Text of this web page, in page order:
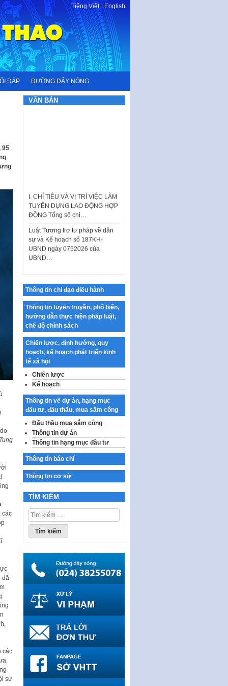
Tiếng Việt-English
ĐÁP ĐƯỜNG DÂY NÓNG
95
các
đã
các
sử
VĂN BẢN
TUYỂN DỤNG LAO ĐỘNG HỢP
ĐỒNG Tổng số chỉ…
Luật Tương trợ tư pháp về dân
sự và Kế hoạch số 187KH-
UBND ngày 0752026 của
UBND…
Ban hành Danh mục vị trí khai
Kế hoạch Tổ chức Cuộc thi
chính luận về bảo vệ nền tảng tư
tưởng của Đảng…
Công bố công khai dự toán kinh
phí xây dựng pháp luật, hoàn
thiện thể chế, chính…
Quy định về nghiên cứu, ứng
dụng khoa học, công nghệ, đổi
mới sáng tạo và chuyển…
Quy định chi tiết và hướng dẫn
thi hành một số điều của Luật Lý
lịch tư…
Sửa đổi, bổ sung một số nội
dung tại Nghị quyết số 30/NQ-
CP ngày 24 tháng 02…
Ban hành Chương trình hành
động của Chính phủ thực hiện
Nghị quyết số 02-NQ/TW ngày
17…
THÔNG BÁO Tuyển dụng lao
động hợp đồng theo Nghị định
số 111/2022/NĐ-CP ngày
30/12/2022 của Chính…
BTC của Bộ trưởng Bộ Tài…
Quy định về quản lý website
thương mại điện tử
Nghị quyết quy định điều kiện,
thủ tục tặng, thu hồi danh hiệu
"Công dân danh dự…
Nghị quyết quy định một số
khoa học, phát triển công…
Thông tin chỉ đạo điều hành
Thông tin tuyên truyền, phổ biến,
hướng dẫn thực hiện pháp luật,
chế độ chính sách
Chiến lược, định hướng, quy
hoạch, kế hoạch phát triển kinh
tế xã hội
Chiến lược
Kế hoạch
Thông tin về dự án, hạng mục
đầu tư, đấu thầu, mua sắm công
Đấu thầu mua sắm công
Thông tin dự án
Thông tin hạng mục đầu tư
Thông tin báo chí
Thông tin cơ sở
TÌM KIẾM
Tìm
kiếm
cho: